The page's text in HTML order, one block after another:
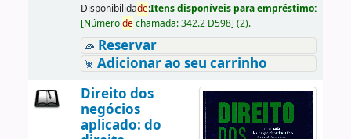
Disponibilidade:Itens disponíveis para empréstimo:
[Númerodechamada:342.2 D598] (2).
Reservar
Adicionar ao seu carrinho
Direito dos
negócios
aplicado: do